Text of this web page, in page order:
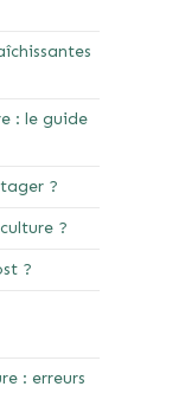
: le guide
?
?
?
: erreurs